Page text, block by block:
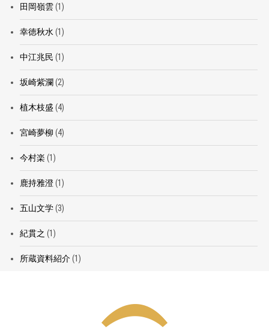
田岡嶺雲(1)
幸徳秋水(1)
中江兆民 (1)
坂崎紫瀾 (2)
植木枝盛 (4)
宮崎夢柳 (4)
今村楽 (1)
鹿持雅澄(1)
五山文学(3)
紀貫之 (1)
所蔵資料紹介(1)